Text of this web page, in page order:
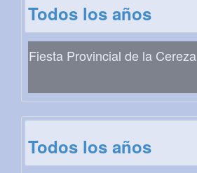
Todos los años
Fiesta Provincial de la Cereza
Todos los años